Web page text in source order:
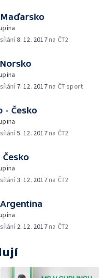
8. 12. 2017na ČT2
7. 12. 2017na ČT sport
- Česko
5. 12. 2017na ČT2
Česko
3. 12. 2017na ČT2
2. 12. 2017na ČT2